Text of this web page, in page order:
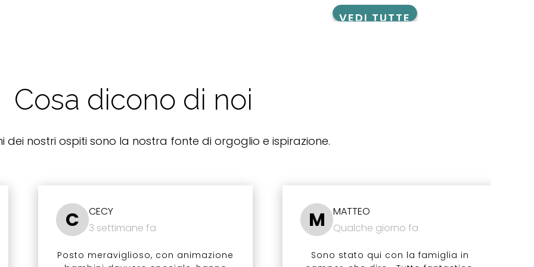
VEDI TUTTE
Cosa dicono di noi
dei nostri ospiti sono la nostra fonte di orgoglio e ispirazione.
C
CECY
3 settimane fa
Posto meraviglioso, con animazione
M
MATTEO
Qualche giorno fa
Sono stato qui con la famiglia in